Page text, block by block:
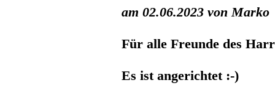
am 02.06.2023 von Marko
Für alle Freunde des
Es ist angerichtet :-)